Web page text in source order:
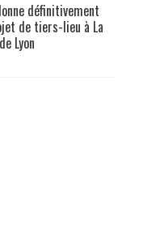
définitivement
de tiers-lieu à La
Lyon